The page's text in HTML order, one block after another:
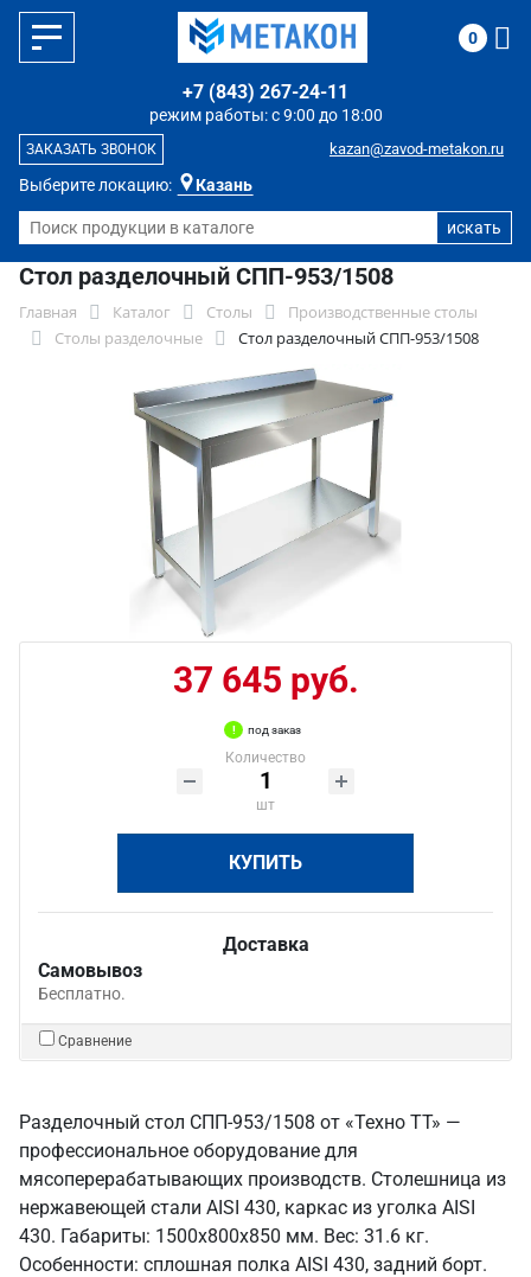
Выберите локацию: Казань
режим работы: с 9:00 до 18:00
+7 (843) 267-24-11
kazan@zavod-metakon.ru
ЗАКАЗАТЬ ЗВОНОК
0
Стол разделочный СПП-953/1508
Главная Каталог Столы
Производственные столы
Столы разделочные
Стол разделочный СПП-953/1508
37 645 руб.
под заказ
Количество
шт
КУПИТЬ
Доставка
Самовывоз
Бесплатно.
Сравнение
Разделочный стол СПП-953/1508 от «Техно ТТ» —
профессиональное оборудование для
мясоперерабатывающих производств. Столешница из
нержавеющей стали AISI 430, каркас из уголка AISI
430. Габариты: 1500x800x850 мм. Вес: 31.6 кг.
Особенности: сплошная полка AISI 430, задний борт.